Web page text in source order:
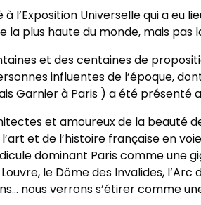
l’Exposition Universelle qui a
plus haute du monde, mais pas
et des centaines de
influentes de l’époque,
Garnier à Paris ) a été
et amoureux de la
et de l’histoire française en
dominant Paris comme une
le Dôme des Invalides,
nous verrons s’étirer comme